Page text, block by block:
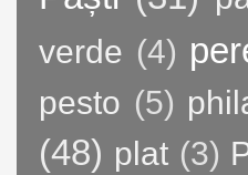
verde (4)
pesto (5)
(48) plat (3)